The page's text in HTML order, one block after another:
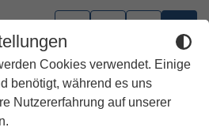
Cookies verwendet. Einige
benötigt, während es uns
Nutzererfahrung auf unserer